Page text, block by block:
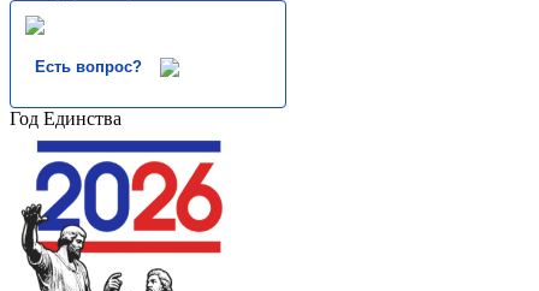
Есть вопрос?
Год Единства